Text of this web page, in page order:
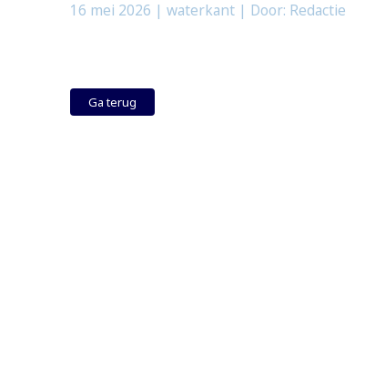
16 mei 2026 | waterkant | Door: Redactie
Ga terug